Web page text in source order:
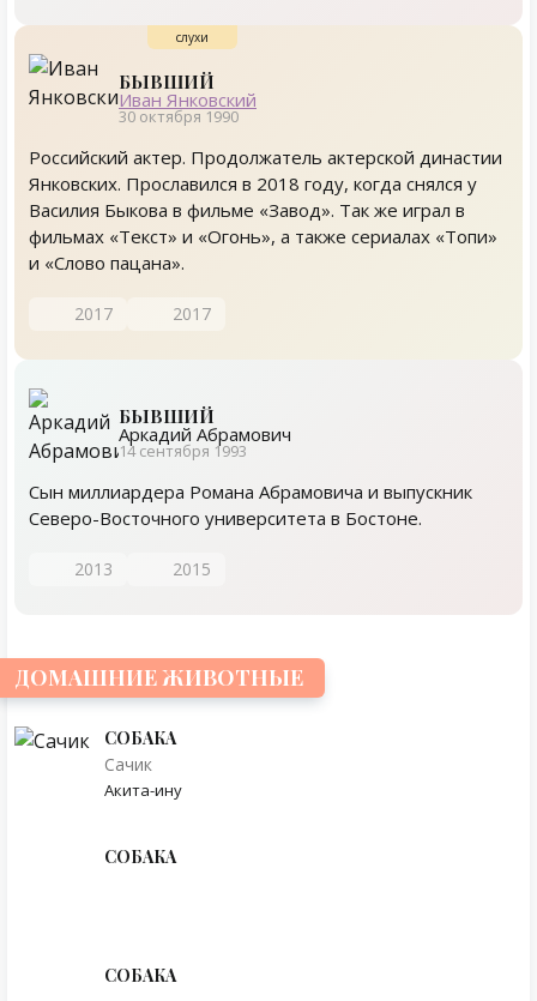
БЫВШИЙ
Иван Янковский
30 октября 1990
Российский актер. Продолжатель актерской династии
Янковских. Прославился в 2018 году, когда снялся у
Василия Быкова в фильме «Завод». Так же играл в
фильмах «Текст» и «Огонь», а также сериалах «Топи»
и «Слово пацана».
2017 2017
БЫВШИЙ
Аркадий Абрамович
14 сентября 1993
Сын миллиардера Романа Абрамовича и выпускник
Северо-Восточного университета в Бостоне.
2013 2015
ДОМАШНИЕ ЖИВОТНЫЕ
СОБАКА
Сачик
Акита-ину
СОБАКА
СОБАКА